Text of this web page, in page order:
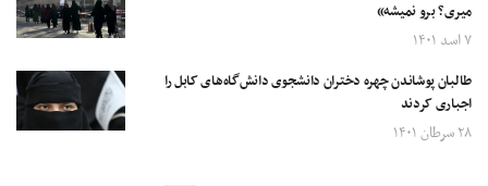
میری؟ برو نمیشه»
۷ اسد ۱۴۰۱
طالبان پوشاندن چهره دختران دانشجوی دانش‌گاه‌های کابل را
اجباری کردند
۲۸ سرطان ۱۴۰۱